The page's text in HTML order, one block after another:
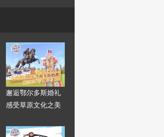
邂逅鄂尔多斯婚礼
感受草原文化之美